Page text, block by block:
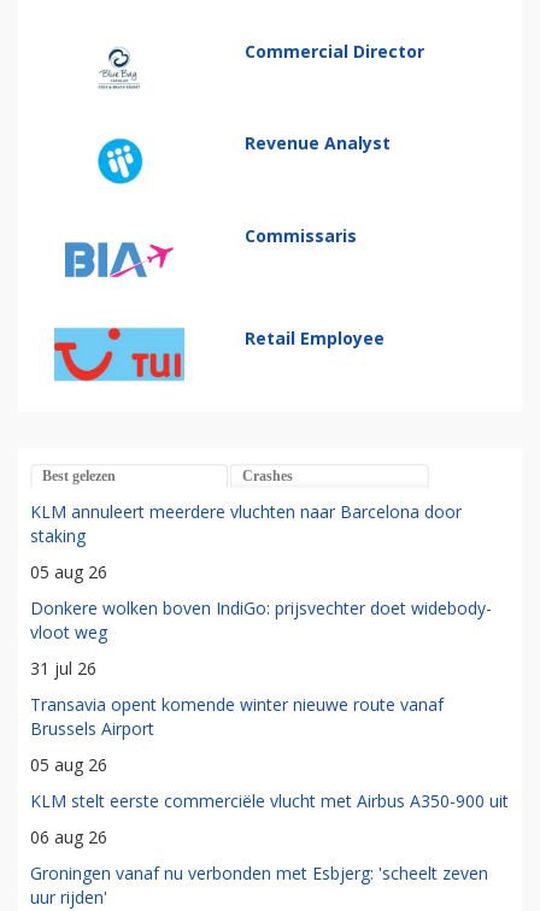
Commercial Director
Revenue Analyst
Commissaris
Retail Employee
Best gelezen Crashes
KLM annuleert meerdere vluchten naar Barcelona door
staking
05 aug 26
Donkere wolken boven IndiGo: prijsvechter doet widebody-
vloot weg
31 jul 26
Transavia opent komende winter nieuwe route vanaf
Brussels Airport
05 aug 26
KLM stelt eerste commerciële vlucht met Airbus A350-900 uit
06 aug 26
Groningen vanaf nu verbonden met Esbjerg: 'scheelt zeven
uur rijden'